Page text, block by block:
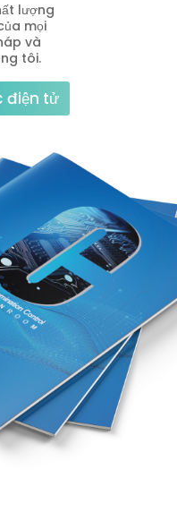
lượng
mọi
và
tôi.
điện tử